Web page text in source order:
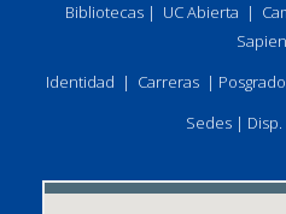
Bibliotecas| UC Abierta |
Identidad | Carreras |
Sedes |